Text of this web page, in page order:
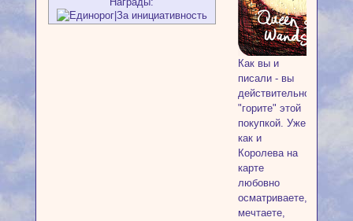
Как вы и
писали - вы
действительно
"горите" этой
покупкой. Уже
как и
Королева на
карте
любовно
осматриваете,
мечтаете,